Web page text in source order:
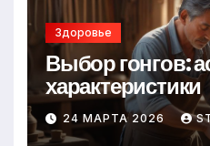
Здоровье
Выбор гонгов:
характеристики
24 МАРТА 2026